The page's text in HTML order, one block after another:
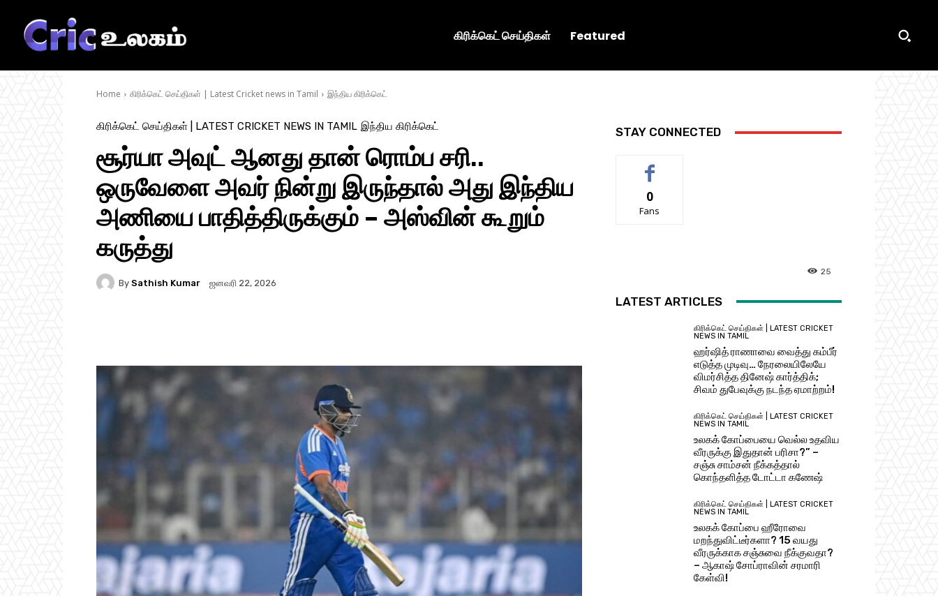
கிரிக்கெட் செய்திகள் Featured
Home கிரிக்கெட் செய்திகள் | Latest Cricket news in Tamil இந்திய கிரிக்கெட்
கிரிக்கெட் செய்திகள் | LATEST CRICKET NEWS IN TAMIL இந்திய கிரிக்கெட்
சூர்யா அவுட் ஆனது தான் ரொம்ப சரி..
ஒருவேளை அவர் நின்று இருந்தால் அது இந்திய
அணியை பாதித்திருக்கும் – அஸ்வின் கூறும்
கருத்து
By Sathish Kumar ஜனவரி 22, 2026
STAY CONNECTED
0
Fans
25
LATEST ARTICLES
கிரிக்கெட் செய்திகள் | LATEST CRICKET
NEWS IN TAMIL
ஹர்ஷித் ராணாவை வைத்து கம்பீர்
எடுத்த முடிவு… நேரலையிலேயே
விமர்சித்த தினேஷ் கார்த்திக்;
சிவம் துபேவுக்கு நடந்த ஏமாற்றம்!
கிரிக்கெட் செய்திகள் | LATEST CRICKET
NEWS IN TAMIL
உலகக் கோப்பையை வெல்ல உதவிய
வீரருக்கு இதுதான் பரிசா?” –
சஞ்சு சாம்சன் நீக்கத்தால்
கொந்தளித்த டோட்டா கணேஷ்
கிரிக்கெட் செய்திகள் | LATEST CRICKET
NEWS IN TAMIL
உலகக் கோப்பை ஹீரோவை
மறந்துவிட்டீர்களா? 15 வயது
வீரருக்காக சஞ்சுவை நீக்குவதா?
– ஆகாஷ் சோப்ராவின் சரமாரி
கேள்வி!